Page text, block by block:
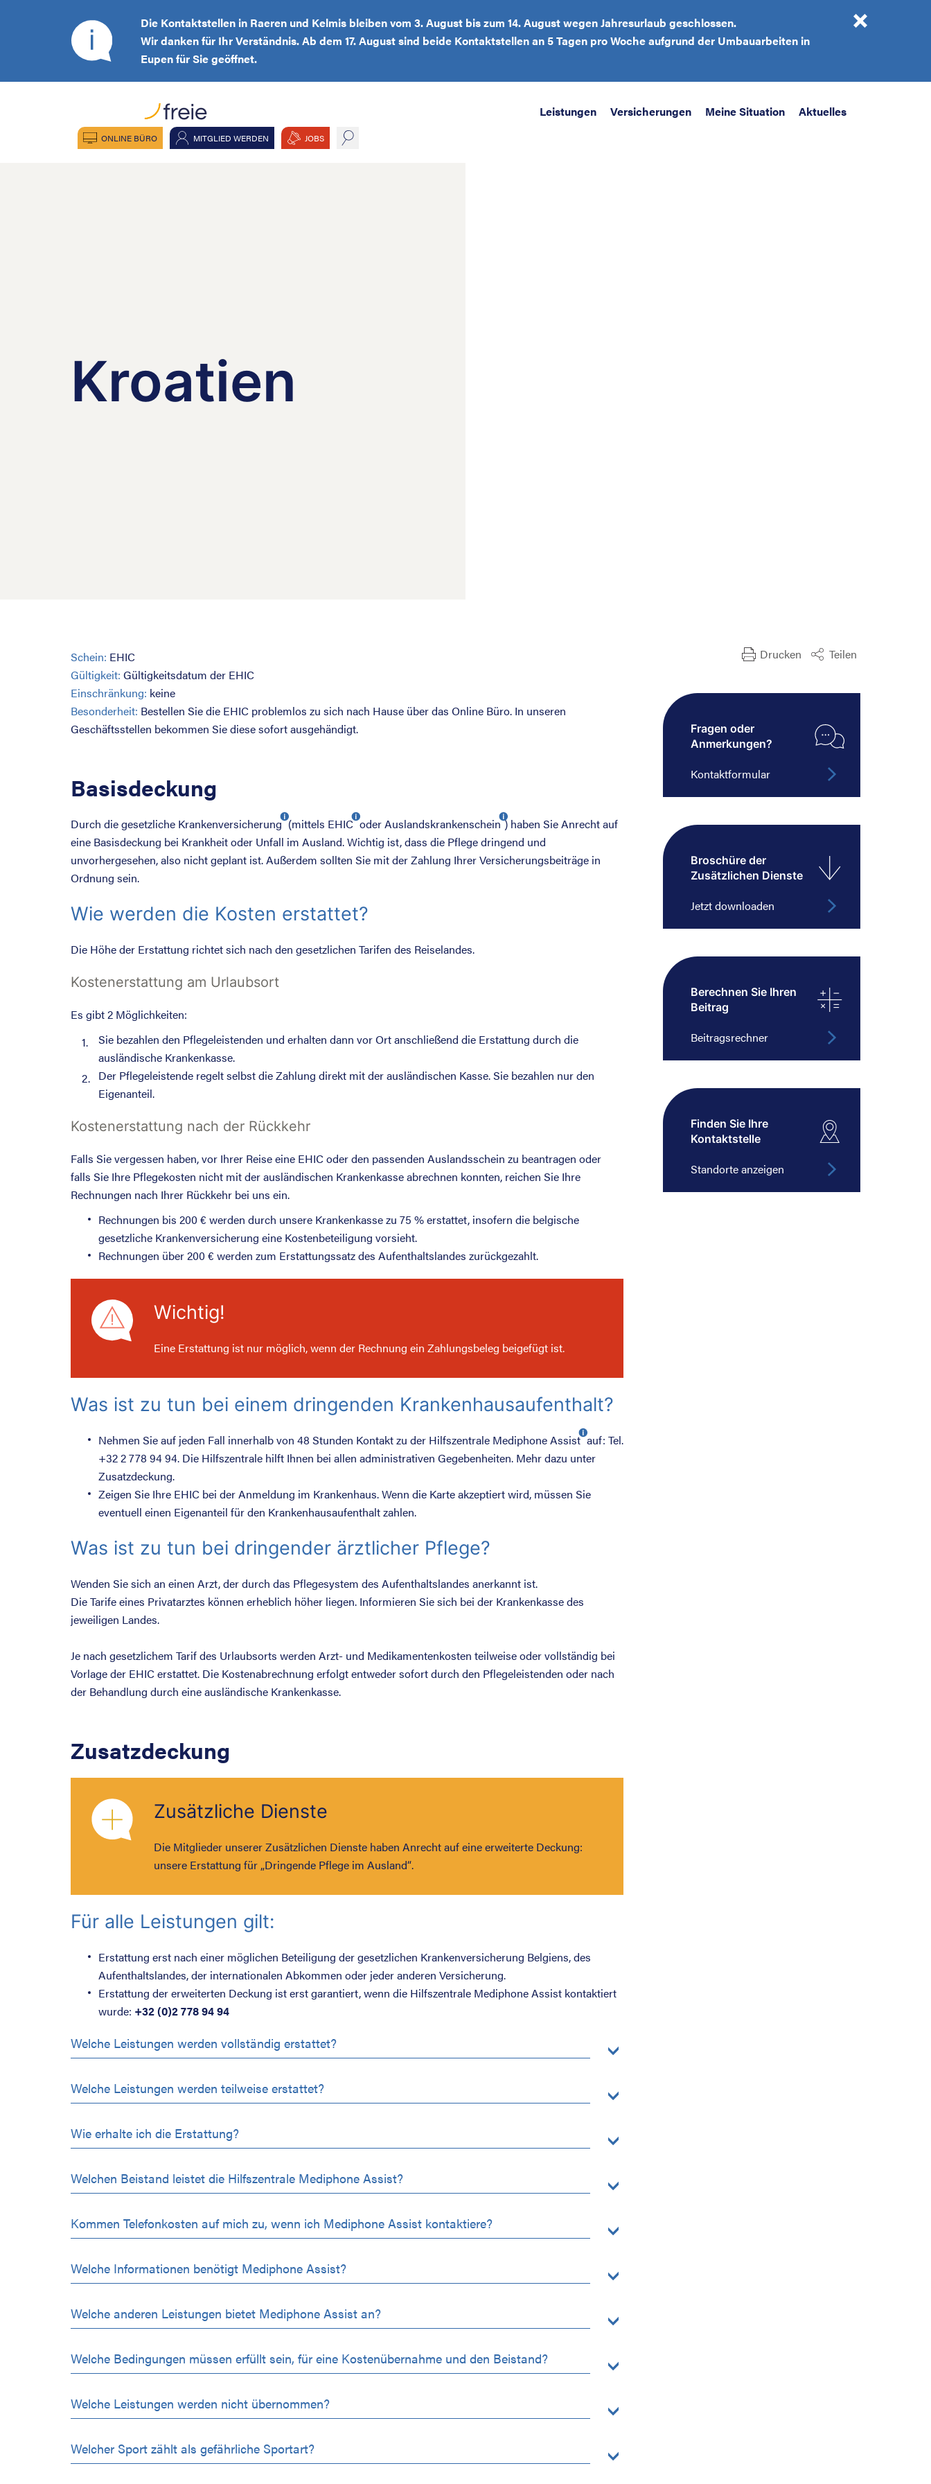
Die Kontaktstellen in Raeren und Kelmis bleiben vom 3. August bis zum 14. August wegen Jahresurlaub geschlossen.
Wir danken für Ihr Verständnis. Ab dem 17. August sind beide Kontaktstellen an 5 Tagen pro Woche aufgrund der Umbauarbeiten in
Eupen für Sie geöffnet.
Leistungen Versicherungen Meine Situation Aktuelles
ONLINE BÜRO MITGLIED WERDEN JOBS
Kroatien
Schein: EHIC
Gültigkeit: Gültigkeitsdatum der EHIC
Einschränkung: keine
Besonderheit: Bestellen Sie die EHIC problemlos zu sich nach Hause über das Online Büro. In unseren
Geschäftsstellen bekommen Sie diese sofort ausgehändigt.
Basisdeckung
Durch diegesetzliche Krankenversicherung (mittels EHIC oderAuslandskrankenschein ) haben Sie Anrecht auf
eine Basisdeckung bei Krankheit oder Unfall im Ausland. Wichtig ist, dass die Pflege dringend und
unvorhergesehen, also nicht geplant ist. Außerdem sollten Sie mit der Zahlung Ihrer Versicherungsbeiträge in
Ordnung sein.
Wie werden die Kosten erstattet?
Die Höhe der Erstattung richtet sich nach den gesetzlichen Tarifen des Reiselandes.
Kostenerstattung am Urlaubsort
Es gibt 2 Möglichkeiten:
1.
Sie bezahlen den Pflegeleistenden und erhalten dann vor Ort anschließend die Erstattung durch die
ausländische Krankenkasse.
2. Der Pflegeleistende regelt selbst die Zahlung direkt mit der ausländischen Kasse. Sie bezahlen nur den
Eigenanteil.
Kostenerstattung nach der Rückkehr
Falls Sie vergessen haben, vor Ihrer Reise eine EHIC oder den passenden Auslandsschein zu beantragen oder
falls Sie Ihre Pflegekosten nicht mit der ausländischen Krankenkasse abrechnen konnten, reichen Sie Ihre
Rechnungen nach Ihrer Rückkehr bei uns ein.
Rechnungen bis 200 € werden durch unsere Krankenkasse zu 75 % erstattet, insofern die belgische
gesetzliche Krankenversicherung eine Kostenbeteiligung vorsieht.
Rechnungen über 200 € werden zum Erstattungssatz des Aufenthaltslandes zurückgezahlt.
Wichtig!
Eine Erstattung ist nur möglich, wenn der Rechnung ein Zahlungsbeleg beigefügt ist.
Was ist zu tun bei einem dringenden Krankenhausaufenthalt?
Nehmen Sie auf jeden Fall innerhalb von 48 Stunden Kontakt zu der Hilfszentrale Mediphone Assist auf: Tel.
+32 2 778 94 94. Die Hilfszentrale hilft Ihnen bei allen administrativen Gegebenheiten. Mehr dazu unter
Zusatzdeckung.
Zeigen Sie Ihre EHIC bei der Anmeldung im Krankenhaus. Wenn die Karte akzeptiert wird, müssen Sie
eventuell einen Eigenanteil für den Krankenhausaufenthalt zahlen.
Was ist zu tun bei dringender ärztlicher Pflege?
Wenden Sie sich an einen Arzt, der durch das Pflegesystem des Aufenthaltslandes anerkannt ist.
Die Tarife eines Privatarztes können erheblich höher liegen. Informieren Sie sich bei der Krankenkasse des
jeweiligen Landes.
Je nach gesetzlichem Tarif des Urlaubsorts werden Arzt- und Medikamentenkosten teilweise oder vollständig bei
Vorlage der EHIC erstattet. Die Kostenabrechnung erfolgt entweder sofort durch den Pflegeleistenden oder nach
der Behandlung durch eine ausländische Krankenkasse.
Zusatzdeckung
Zusätzliche Dienste
Die Mitglieder unserer Zusätzlichen Dienste haben Anrecht auf eine erweiterte Deckung:
unsere Erstattung für „Dringende Pflege im Ausland“.
Für alle Leistungen gilt:
Erstattung erst nach einer möglichen Beteiligung der gesetzlichen Krankenversicherung Belgiens, des
Aufenthaltslandes, der internationalen Abkommen oder jeder anderen Versicherung.
Erstattung der erweiterten Deckung ist erst garantiert, wenn die Hilfszentrale Mediphone Assist kontaktiert
wurde: +32 (0)2 778 94 94
Welche Leistungen werden vollständig erstattet?
Welche Leistungen werden teilweise erstattet?
Wie erhalte ich die Erstattung?
Welchen Beistand leistet die Hilfszentrale Mediphone Assist?
Kommen Telefonkosten auf mich zu, wenn ich Mediphone Assist kontaktiere?
Welche Informationen benötigt Mediphone Assist?
Welche anderen Leistungen bietet Mediphone Assist an?
Welche Bedingungen müssen erfüllt sein, für eine Kostenübernahme und den Beistand?
Welche Leistungen werden nicht übernommen?
Welcher Sport zählt als gefährliche Sportart?
Drucken Teilen
Fragen oder
Anmerkungen?
Kontaktformular
Broschüre der
Zusätzlichen Dienste
Jetzt downloaden
Berechnen Sie Ihren
Beitrag
Beitragsrechner
Finden Sie Ihre
Kontaktstelle
Standorte anzeigen